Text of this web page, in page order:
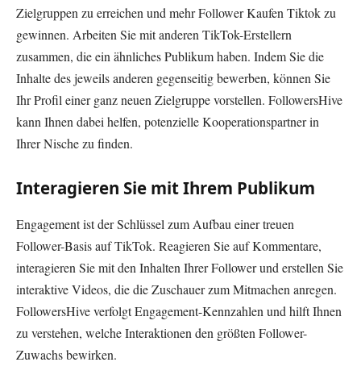
Zielgruppen zu erreichen und mehr Follower Kaufen Tiktok zu
gewinnen. Arbeiten Sie mit anderen TikTok-Erstellern
zusammen, die ein ähnliches Publikum haben. Indem Sie die
Inhalte des jeweils anderen gegenseitig bewerben, können Sie
Ihr Profil einer ganz neuen Zielgruppe vorstellen. FollowersHive
kann Ihnen dabei helfen, potenzielle Kooperationspartner in
Ihrer Nische zu finden.
Interagieren Sie mit Ihrem Publikum
Engagement ist der Schlüssel zum Aufbau einer treuen
Follower-Basis auf TikTok. Reagieren Sie auf Kommentare,
interagieren Sie mit den Inhalten Ihrer Follower und erstellen Sie
interaktive Videos, die die Zuschauer zum Mitmachen anregen.
FollowersHive verfolgt Engagement-Kennzahlen und hilft Ihnen
zu verstehen, welche Interaktionen den größten Follower-
Zuwachs bewirken.